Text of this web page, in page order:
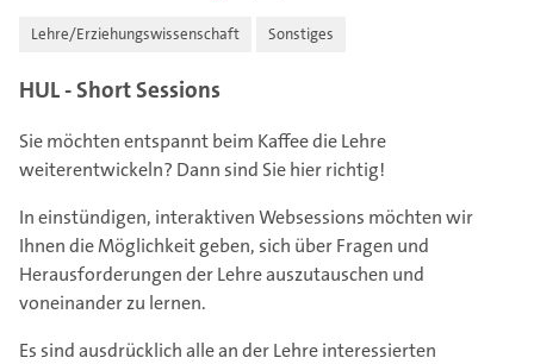
Lehre/Erziehungswissenschaft Sonstiges
HUL - Short Sessions
Sie möchten entspannt beim Kaffee die Lehre
weiterentwickeln? Dann sind Sie hier richtig!
In einstündigen, interaktiven Websessions möchten wir
Ihnen die Möglichkeit geben, sich über Fragen und
Herausforderungen der Lehre auszutauschen und
voneinander zu lernen.
Es sind ausdrücklich alle an der Lehre interessierten